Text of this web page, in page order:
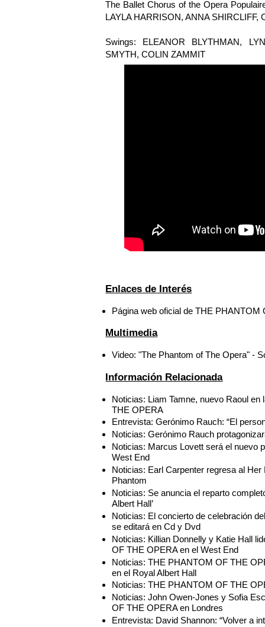
The Ballet Chorus of the Opera
LAYLA HARRISON, ANNA SHIRCLIFF,
Swings: ELEANOR BLYTHMAN,
SMYTH, COLIN ZAMMIT
Enlaces de Interés
Página web oficial de THE PHANTOM
Multimedia
Video: "The Phantom of The Opera" -
Información Relacionada
Noticias: Liam Tamne, nuevo Raoul
THE OPERA
Entrevista: Gerónimo Rauch: “El
Noticias: Gerónimo Rauch
Noticias: Marcus Lovett será el nuevo
West End
Noticias: Earl Carpenter regresa al
Phantom
Noticias: Se anuncia el reparto
Albert Hall’
Noticias: El concierto de celebración
se editará en Cd y Dvd
Noticias: Killian Donnelly y Katie Hall
OF THE OPERA en el West End
Noticias: THE PHANTOM OF THE
en el Royal Albert Hall
Noticias: THE PHANTOM OF THE
Noticias: John Owen-Jones y Sofia
OF THE OPERA en Londres
Entrevista: David Shannon: “Volver a